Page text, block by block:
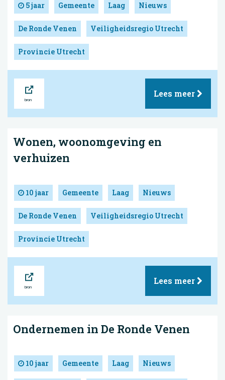
5 jaar Gemeente Laag Nieuws
De Ronde Venen Veiligheidsregio Utrecht
Provincie Utrecht
Lees meer
Wonen, woonomgeving en
verhuizen
10 jaar Gemeente Laag Nieuws
De Ronde Venen Veiligheidsregio Utrecht
Provincie Utrecht
Lees meer
Ondernemen in De Ronde Venen
10 jaar Gemeente Laag Nieuws